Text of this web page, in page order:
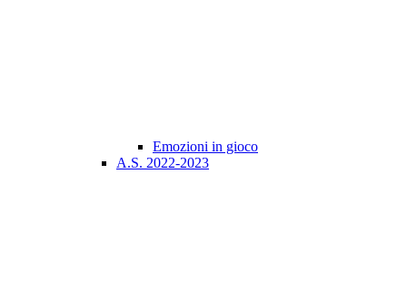
Emozioni in gioco
A.S. 2022-2023